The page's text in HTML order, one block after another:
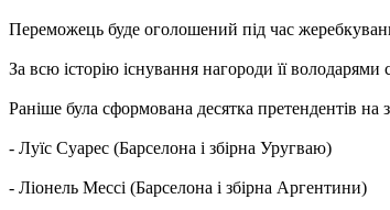
Переможець буде оголошений під час
За всю історію існування нагороди її
Раніше була сформована десятка претендентів
- Луїс Суарес (Барселона і збірна Уругваю)
- Ліонель Мессі (Барселона і збірна Аргентини)